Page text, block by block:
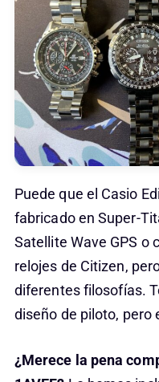
Puede que el Casio
fabricado en Super-
Satellite Wave GPS o
relojes de Citizen,
diferentes filosofías.
diseño de piloto, pero
¿Merece la pena